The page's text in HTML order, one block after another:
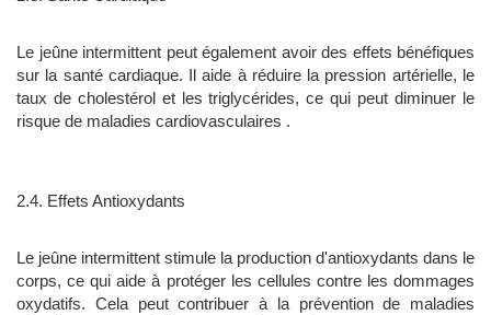
Le jeûne intermittent peut également avoir des effets bénéfiques
sur la santé cardiaque. Il aide à réduire la pression artérielle, le
taux de cholestérol et les triglycérides, ce qui peut diminuer le
risque de maladies cardiovasculaires .
2.4. Effets Antioxydants
Le jeûne intermittent stimule la production d'antioxydants dans le
corps, ce qui aide à protéger les cellules contre les dommages
oxydatifs. Cela peut contribuer à la prévention de maladies